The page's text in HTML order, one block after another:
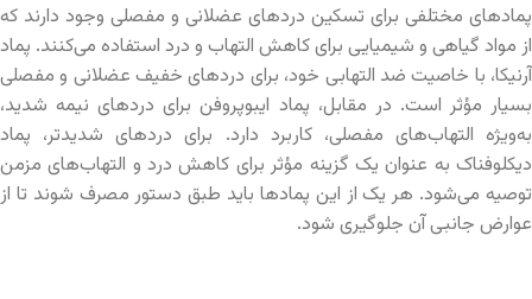
پمادهای مختلفی برای تسکین دردهای عضلانی و مفصلی وجود دارند که
از مواد گیاهی و شیمیایی برای کاهش التهاب و درد استفاده می‌کنند. پماد
آرنیکا، با خاصیت ضد التهابی خود، برای دردهای خفیف عضلانی و مفصلی
بسیار مؤثر است. در مقابل، پماد ایبوپروفن برای دردهای نیمه شدید،
به‌ویژه التهاب‌های مفصلی، کاربرد دارد. برای دردهای شدیدتر، پماد
دیکلوفناک به عنوان یک گزینه مؤثر برای کاهش درد و التهاب‌های مزمن
توصیه می‌شود. هر یک از این پمادها باید طبق دستور مصرف شوند تا از
عوارض جانبی آن جلوگیری شود.